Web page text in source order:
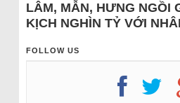
LÂM, MẪN, HƯNG NGỒI
KỊCH NGHÌN TỶ VỚI
FOLLOW US